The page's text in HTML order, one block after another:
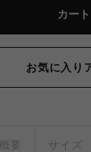
カー
お気に入り
概要 サイズ